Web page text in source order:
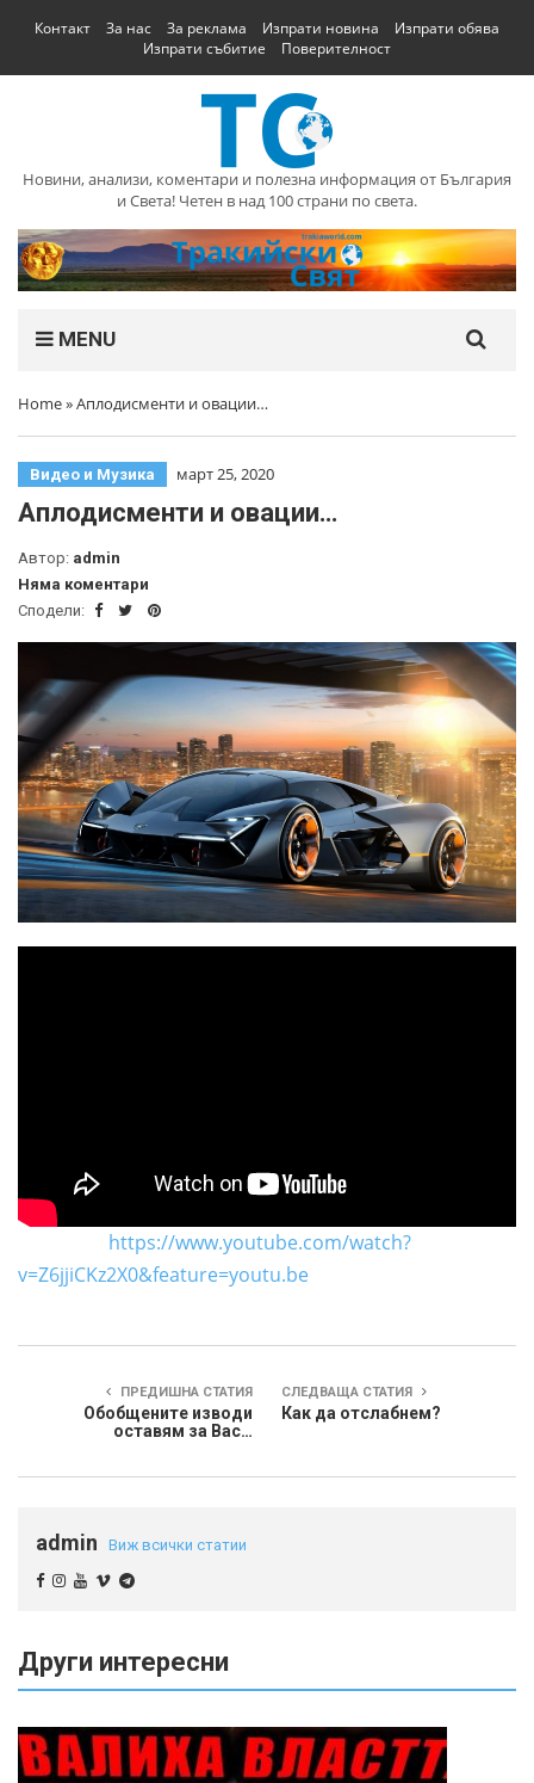
Контакт За нас За реклама Изпрати новина
Изпрати обява
Изпрати събитие
Поверителност
Новини, анализи, коментари и полезна информация от България
и Света! Четен в над 100 страни по света.
MENU
Home»Аплодисменти и овации…
Видео и Музика март 25, 2020
Аплодисменти и овации…
Автор: admin
Няма коментари
Сподели:
https://www.youtube.com/watch?
v=Z6jjiCKz2X0&feature=youtu.be
ПРЕДИШНА СТАТИЯ
Обобщените изводи
оставям за Вас…
СЛЕДВАЩА СТАТИЯ
Как да отслабнем?
admin Виж всички статии
Други интересни